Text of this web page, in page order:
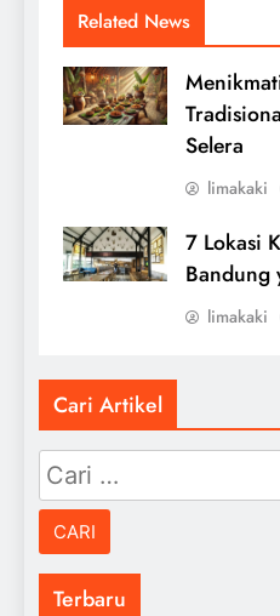
Related News
Selera
limakaki
7 Lokasi
Bandung
limakaki
Cari Artikel
Cari
untuk:
Terbaru